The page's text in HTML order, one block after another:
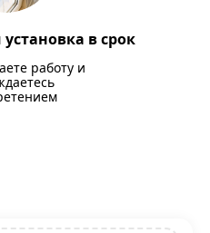
в срок
работу и